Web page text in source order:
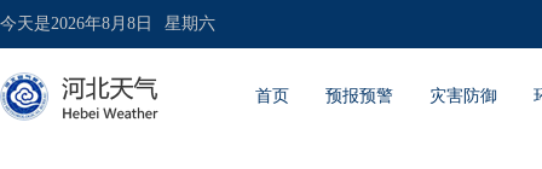
今天是2026年8月8日 星期六
首页 预报预警 灾害防御